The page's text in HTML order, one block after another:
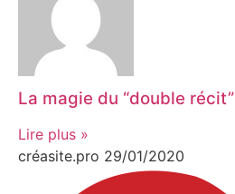
La magie du “double récit”
Lire plus »
créasite.pro 29/01/2020